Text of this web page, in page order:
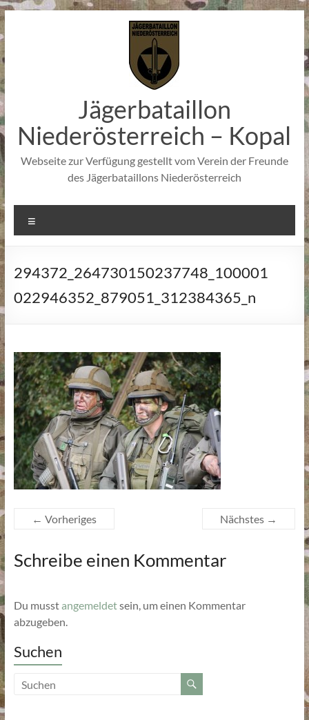
Zum
springen
Jägerbataillon
Niederösterreich – Kopal
Webseite zur Verfügung gestellt vom Verein der Freunde
des Jägerbataillons Niederösterreich
294372_264730150237748_100001
022946352_879051_312384365_n
← Vorheriges Nächstes →
Schreibe einen Kommentar
Du musstangemeldetsein, um einen Kommentar
abzugeben.
Suchen